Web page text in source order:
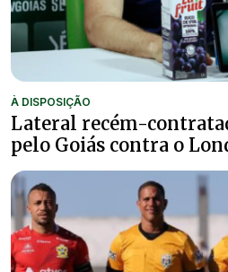
À DISPOSIÇÃO
Lateral recém-
pelo Goiás contra o